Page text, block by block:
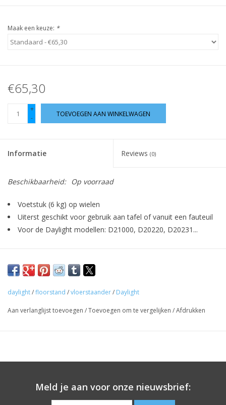
Maak een keuze: *
€65,30
+
-
TOEVOEGEN AAN WINKELWAGEN
Informatie Reviews (0)
Beschikbaarheid: Op voorraad
Voetstuk (6 kg) op wielen
Uiterst geschikt voor gebruik aan tafel of vanuit een fauteuil
Voor de Daylight modellen: D21000, D20220, D20231...
daylight/floorstand /vloerstaander/ Daylight
Aan verlanglijst toevoegen /Toevoegen om te vergelijken /Afdrukken
Meld je aan voor onze nieuwsbrief: